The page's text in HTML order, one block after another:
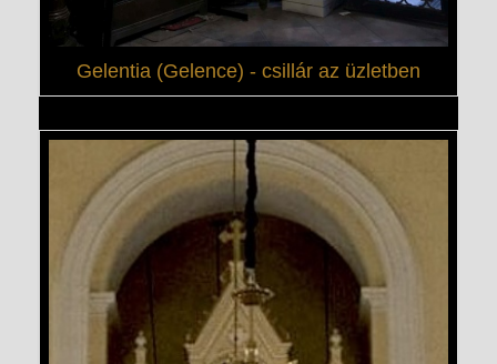
Gelentia (Gelence) - csillár az üzletben